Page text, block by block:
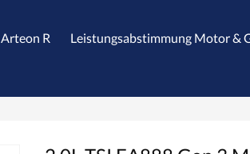
Arteon R Leistungsabstimmung Motor &